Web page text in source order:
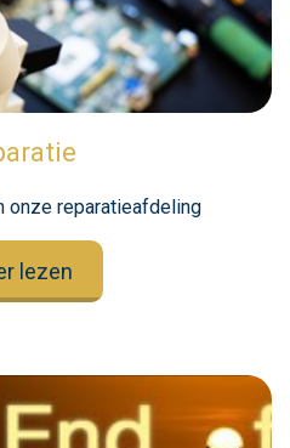
onze reparatieafdeling
lezen